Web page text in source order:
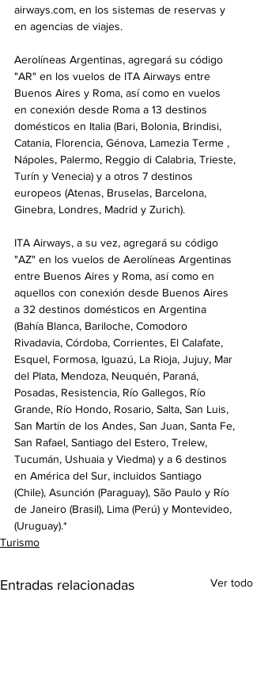
airways.com, en los sistemas de reservas y
en agencias de viajes.
Aerolíneas Argentinas, agregará su código
"AR" en los vuelos de ITA Airways entre
Buenos Aires y Roma, así como en vuelos
en conexión desde Roma a 13 destinos
domésticos en Italia (Bari, Bolonia, Brindisi,
Catania, Florencia, Génova, Lamezia Terme ,
Nápoles, Palermo, Reggio di Calabria, Trieste,
Turín y Venecia) y a otros 7 destinos
europeos (Atenas, Bruselas, Barcelona,
Ginebra, Londres, Madrid y Zurich).
ITA Airways, a su vez, agregará su código
"AZ" en los vuelos de Aerolíneas Argentinas
entre Buenos Aires y Roma, así como en
aquellos con conexión desde Buenos Aires
a 32 destinos domésticos en Argentina
(Bahía Blanca, Bariloche, Comodoro
Rivadavia, Córdoba, Corrientes, El Calafate,
Esquel, Formosa, Iguazú, La Rioja, Jujuy, Mar
del Plata, Mendoza, Neuquén, Paraná,
Posadas, Resistencia, Río Gallegos, Río
Grande, Río Hondo, Rosario, Salta, San Luis,
San Martín de los Andes, San Juan, Santa Fe,
San Rafael, Santiago del Estero, Trelew,
Tucumán, Ushuaia y Viedma) y a 6 destinos
en América del Sur, incluidos Santiago
(Chile), Asunción (Paraguay), São Paulo y Río
de Janeiro (Brasil), Lima (Perú) y Montevideo,
(Uruguay).*
Turismo
Entradas relacionadas Ver todo